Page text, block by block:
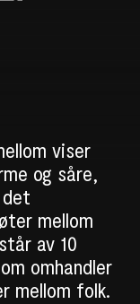
viser
og såre,
mellom
av 10
omhandler
mellom folk.